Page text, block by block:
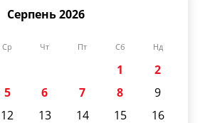
Серпень 2026
Ср Чт Пт Сб Нд
1
2
5 6 7 8
9
12 13 14 15
16